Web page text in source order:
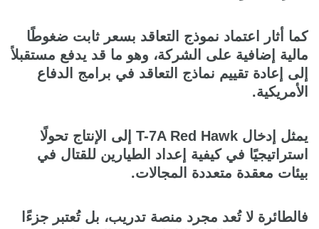
كما أثار اعتماد نموذج التعاقد بسعر ثابت ضغوطًا
مالية إضافية على الشركة، وهو ما قد يدفع مستقبلاً
إلى إعادة تقييم نماذج التعاقد في برامج الدفاع
الأمريكية.
يمثل إدخال T-7A Red Hawk إلى الإنتاج تحولًا
استراتيجيًا في كيفية إعداد الطيارين للقتال في
بيئات معقدة متعددة المجالات.
فالطائرة لا تُعد مجرد منصة تدريب، بل تُعتبر جزءًا